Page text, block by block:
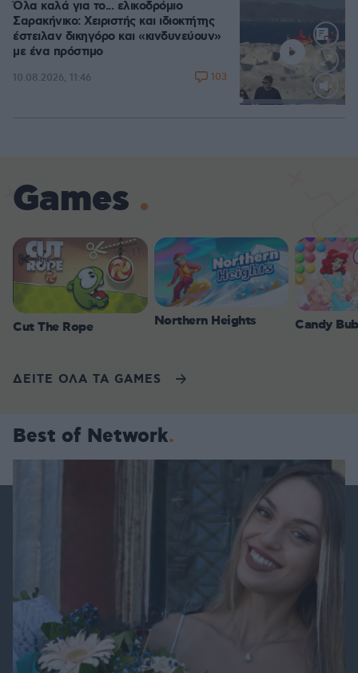
Loaded
Όλα καλά για το... ελικοδρόμιο
Σαρακήνικο: Χειριστής και ιδιοκτήτης
έστειλαν δικηγόρο και «κινδυνεύουν»
με ένα πρόστιμο
10.08.2026, 11:46 103
Games
Cut The Rope Northern Heights Candy
ΔΕΙΤΕ ΟΛΑ ΤΑ GAMES
Best of Network